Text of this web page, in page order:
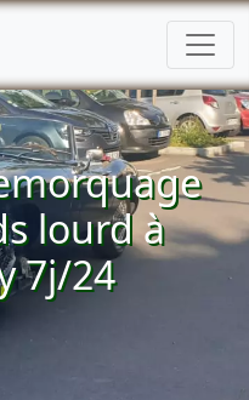
lourd à
7j/24